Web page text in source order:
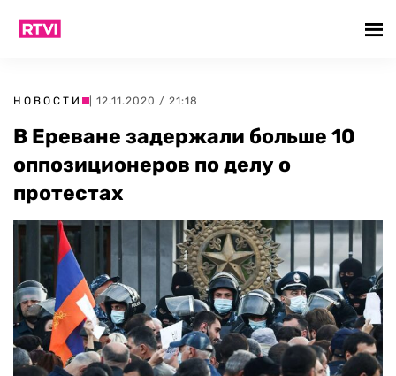
НОВОСТИ | 12.11.2020 / 21:18
В Ереване задержали больше 10
оппозиционеров по делу о
протестах